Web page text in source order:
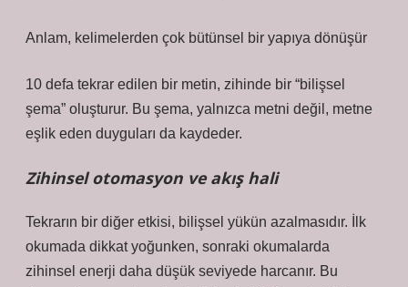
Anlam, kelimelerden çok bütünsel bir yapıya dönüşür
10 defa tekrar edilen bir metin, zihinde bir “bilişsel
şema” oluşturur. Bu şema, yalnızca metni değil, metne
eşlik eden duyguları da kaydeder.
Zihinsel otomasyon ve akış hali
Tekrarın bir diğer etkisi, bilişsel yükün azalmasıdır. İlk
okumada dikkat yoğunken, sonraki okumalarda
zihinsel enerji daha düşük seviyede harcanır. Bu